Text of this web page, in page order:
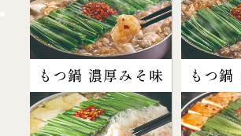
もつ鍋 濃厚みそ味 もつ